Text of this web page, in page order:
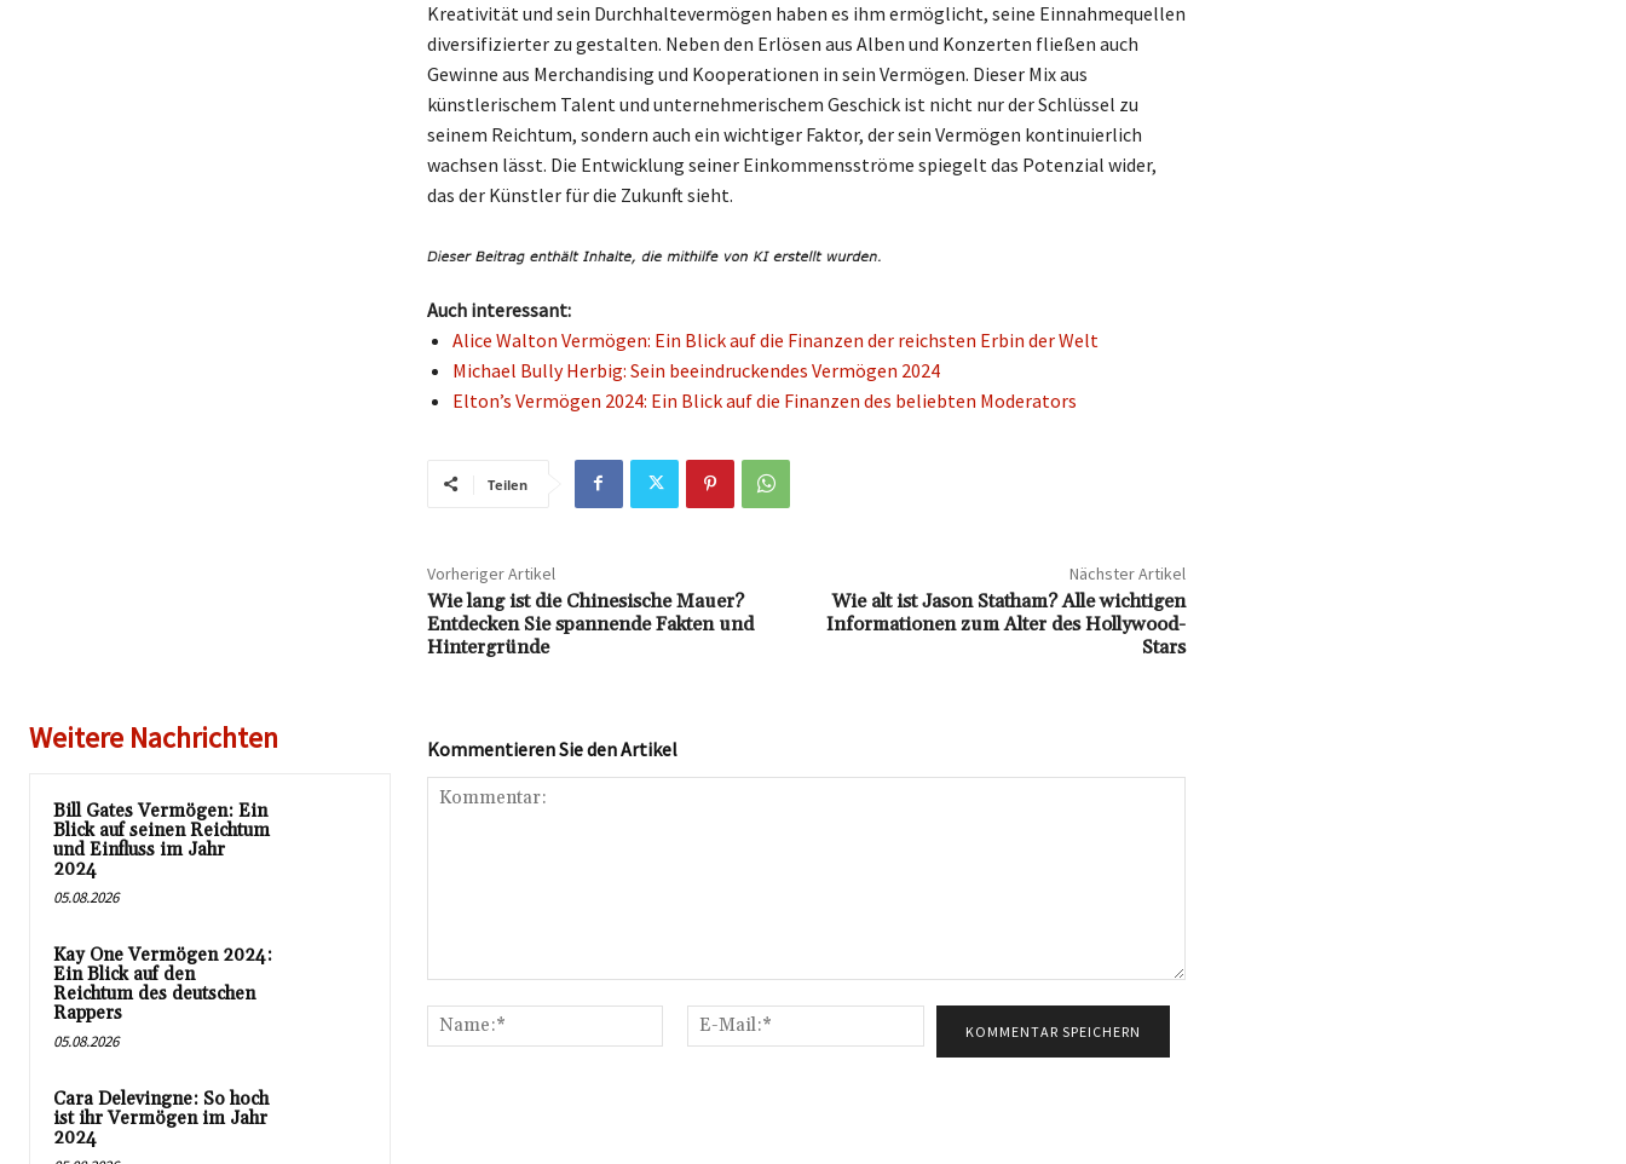
Kreativität und sein Durchhaltevermögen haben es ihm ermöglicht, seine Einnahmequellen
diversifizierter zu gestalten. Neben den Erlösen aus Alben und Konzerten fließen auch
Gewinne aus Merchandising und Kooperationen in sein Vermögen. Dieser Mix aus
künstlerischem Talent und unternehmerischem Geschick ist nicht nur der Schlüssel zu
seinem Reichtum, sondern auch ein wichtiger Faktor, der sein Vermögen kontinuierlich
wachsen lässt. Die Entwicklung seiner Einkommensströme spiegelt das Potenzial wider,
das der Künstler für die Zukunft sieht.
Auch interessant:
Alice Walton Vermögen: Ein Blick auf die Finanzen der reichsten Erbin der Welt
Michael Bully Herbig: Sein beeindruckendes Vermögen 2024
Elton’s Vermögen 2024: Ein Blick auf die Finanzen des beliebten Moderators
Teilen
Vorheriger Artikel
Wie lang ist die Chinesische Mauer?
Entdecken Sie spannende Fakten und
Hintergründe
Nächster Artikel
Wie alt ist Jason Statham? Alle wichtigen
Informationen zum Alter des Hollywood-
Stars
Weitere Nachrichten
Bill Gates Vermögen: Ein
Blick auf seinen Reichtum
und Einfluss im Jahr
2024
05.08.2026
Kay One Vermögen 2024:
Ein Blick auf den
Reichtum des deutschen
Rappers
05.08.2026
Cara Delevingne: So hoch
ist ihr Vermögen im Jahr
2024
Kommentieren Sie den Artikel
Name:*
Mail:*